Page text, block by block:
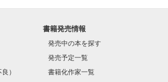
）
書籍発売情報
発売中の本を探す
発売予定一覧
書籍化作家一覧